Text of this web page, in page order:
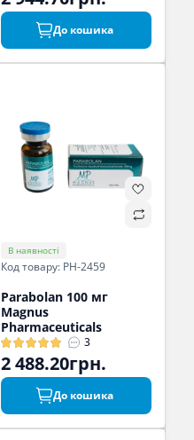
До кошика
В наявності
Код товару: PH-2459
Parabolan 100 мг
Magnus
Pharmaceuticals
3
2 488.20грн.
До кошика